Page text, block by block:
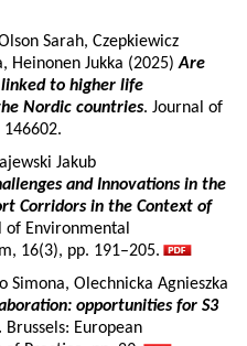
Sarah, Czepkiewicz
Heinonen Jukka (2025)Are
to higher life
Nordic countries. Journal of
Jakub
and Innovations in the
Corridors in the Context of
of Environmental
16(3), pp. 191–205.
Simona, Olechnicka Agnieszka
opportunities for S3
Brussels: European